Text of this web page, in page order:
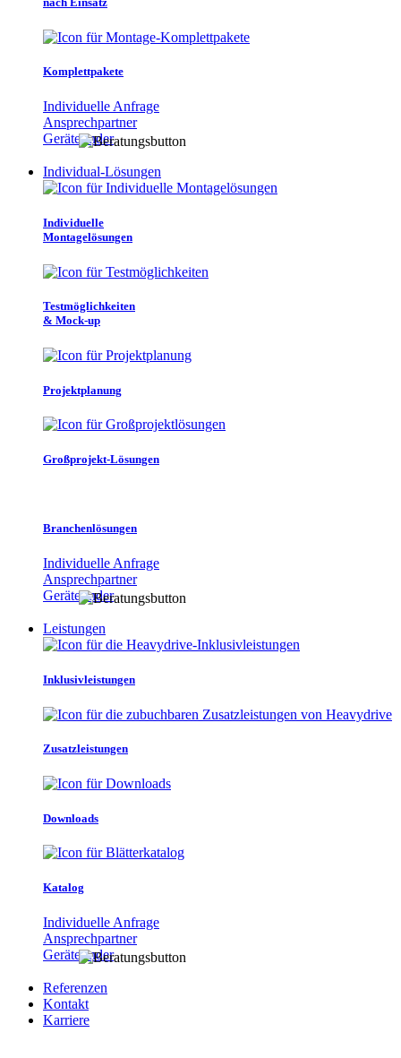
Komplettpakete
Individuelle Anfrage
Ansprechpartner
Gerätefinder
Individual-Lösungen
Individuelle
Montagelösungen
Testmöglichkeiten
& Mock-up
Projektplanung
Großprojekt-Lösungen
Branchenlösungen
Individuelle Anfrage
Ansprechpartner
Gerätefinder
Leistungen
Inklusivleistungen
Zusatzleistungen
Downloads
Katalog
Individuelle Anfrage
Ansprechpartner
Gerätefinder
Referenzen
Kontakt
Karriere